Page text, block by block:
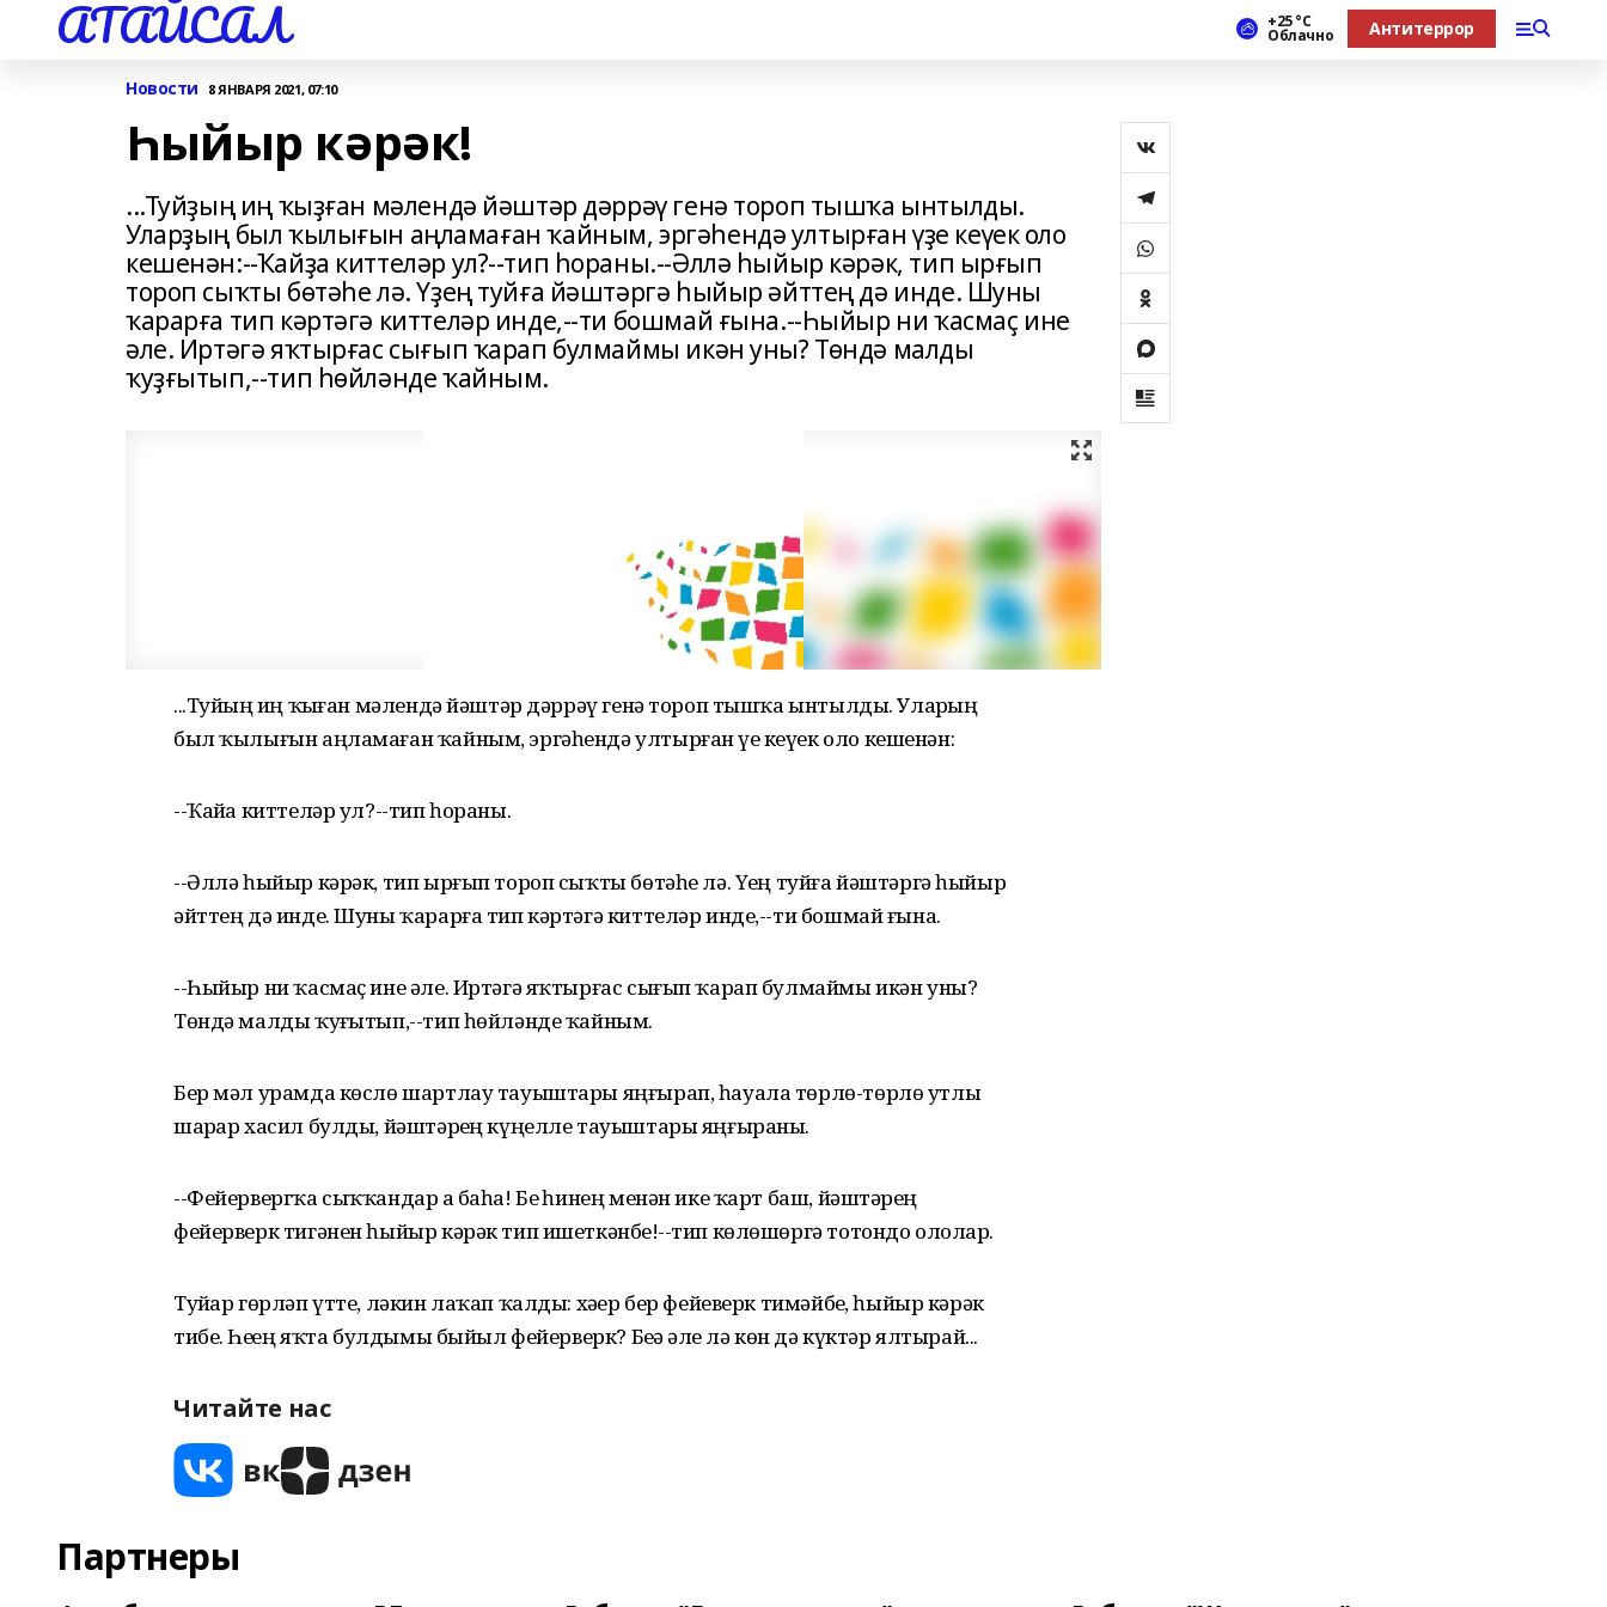
АТАЙСАЛ +25 °С
Облачно Антитеррор
Новости 8 ЯНВАРЯ 2021, 07:10
Һыйыр кәрәк!
...Туйҙың иң ҡыҙған мәлендә йәштәр дәррәү генә тороп тышҡа ынтылды.
Уларҙың был ҡылығын аңламаған ҡайным, эргәһендә ултырған үҙе кеүек оло
кешенән:--Ҡайҙа киттеләр ул?--тип һораны.--Әллә һыйыр кәрәк, тип ырғып
тороп сыҡты бөтәһе лә. Үҙең туйға йәштәргә һыйыр әйттең дә инде. Шуны
ҡарарға тип кәртәгә киттеләр инде,--ти бошмай ғына.--Һыйыр ни ҡасмаҫ ине
әле. Иртәгә яҡтырғас сығып ҡарап булмаймы икән уны? Төндә малды
ҡуҙғытып,--тип һөйләнде ҡайным.
...Туйҙың иң ҡыҙған мәлендә йәштәр дәррәү генә тороп тышҡа ынтылды. Уларҙың
был ҡылығын аңламаған ҡайным, эргәһендә ултырған үҙе кеүек оло кешенән:
--Ҡайҙа киттеләр ул?--тип һораны.
--Әллә һыйыр кәрәк, тип ырғып тороп сыҡты бөтәһе лә. Үҙең туйға йәштәргә һыйыр
әйттең дә инде. Шуны ҡарарға тип кәртәгә киттеләр инде,--ти бошмай ғына.
--Һыйыр ни ҡасмаҫ ине әле. Иртәгә яҡтырғас сығып ҡарап булмаймы икән уны?
Төндә малды ҡуҙғытып,--тип һөйләнде ҡайным.
Бер мәл урамда көслө шартлау тауыштары яңғырап, һауала төрлө-төрлө утлы
шарҙар хасил булды, йәштәрҙең күңелле тауыштары яңғыраны.
--Фейервергҡа сыҡҡандар ҙа баһа! Беҙ һинең менән ике ҡарт баш, йәштәрҙең
фейерверк тигәнен һыйыр кәрәк тип ишеткәнбеҙ!--тип көлөшөргә тотондо ололар.
Туйҙар гөрләп үтте, ләкин лаҡап ҡалды: хәҙер бер фейеверк тимәйбеҙ, һыйыр кәрәк
тибеҙ. Һеҙҙең яҡта булдымы быйыл фейерверк? Беҙҙә әле лә көн дә күктәр ялтырай...
Читайте нас
Партнеры